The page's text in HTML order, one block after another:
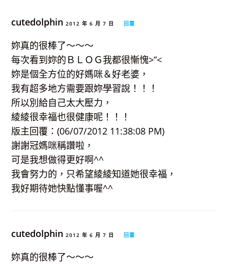
cutedolphin2012 年 6 月 7 日 回覆
妳真的很棒了～～～
每次看到妳的ＢＬＯＧ我都很慚愧>”<
妳是個全方位的好媽咪＆好老婆，
我有超多地方需要跟妳學習說！！！
所以別給自己太大壓力，
綾綾很幸福也很健康呢！！！
版主回覆：(06/07/2012 11:38:08 PM)
謝謝冠媽咪稱讚啦，
可是我想做得更好啊^^
我會努力的，只希望綾綾知道她很幸福，
我好期待她快點懂事喔^^
cutedolphin2012 年 6 月 7 日 回覆
妳真的很棒了～～～